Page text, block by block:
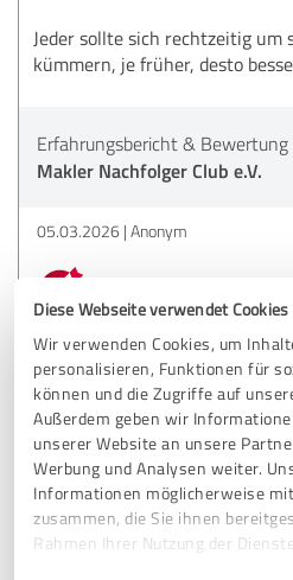
Diese Webseite verwendet Cookies
Wir verwenden Cookies, um
personalisieren, Funktionen für
können und die Zugriffe auf
Außerdem geben wir
unserer Website an unsere
Werbung und Analysen weiter.
Informationen möglicherweise
zusammen, die Sie ihnen
Rahmen Ihrer Nutzung der
Jeder sollte sich rechtzeitig um
kümmern, je früher, desto
Erfahrungsbericht & Bewertung
Makler Nachfolger Club e.V.
05.03.2026 Anonym
Vielen Dank für Ihr Feedback
Bewertung von 4,2. Sie haben
angesprochen: Die
ist entscheidend. Wir freuen
diese Sichtweise teilen und
frühzeitig zu handeln. Wenn
oder spezifische Anfragen
bitte wissen. Wir sind stets
zu verbessern.
Ihr Makler Nachfolger Club